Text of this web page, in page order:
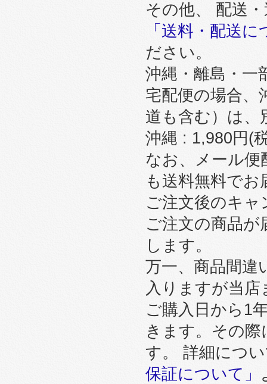
その他、 配送
「送料・配送
ださい。
沖縄・離島・一
宅配便の場合、
道も含む）は、
沖縄 : 1,980円(
なお、メール便
も送料無料で
ご注文後のキ
ご注文の商品
します。
万一、商品間違
入りますが当
ご購入日から1
きます。その
す。 詳細につ
保証について」